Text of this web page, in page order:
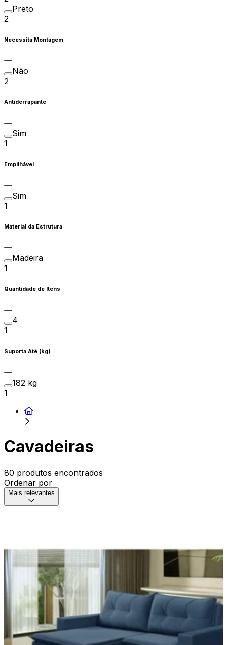
Preto
2
Necessita Montagem
Não
2
Antiderrapante
Sim
1
Empilhável
Sim
1
Material da Estrutura
Madeira
1
Quantidade de Itens
4
1
Suporta Até (kg)
182 kg
1
Cavadeiras
80 produtos encontrados
Ordenar por
Mais relevantes